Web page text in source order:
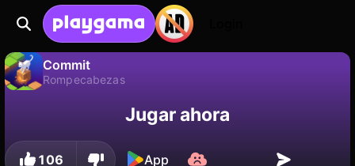
Commit
Rompecabezas
¡Guarda el progreso!Jugar ahora
106 App